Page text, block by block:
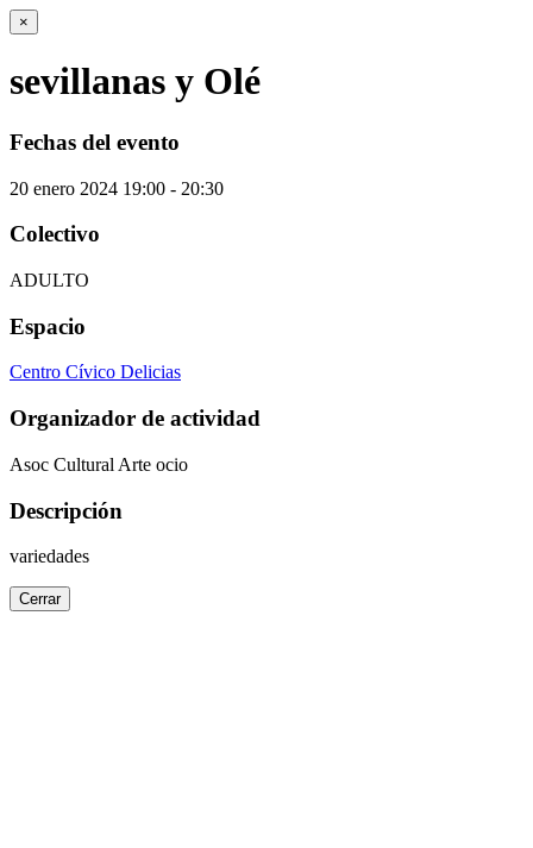
×
sevillanas y Olé
Fechas del evento
20 enero 2024 19:00 - 20:30
Colectivo
ADULTO
Espacio
Centro Cívico Delicias
Organizador de actividad
Asoc Cultural Arte ocio
Descripción
variedades
Cerrar